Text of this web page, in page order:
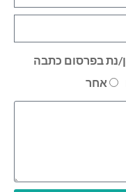
נת בפרסום כתבה
אחר